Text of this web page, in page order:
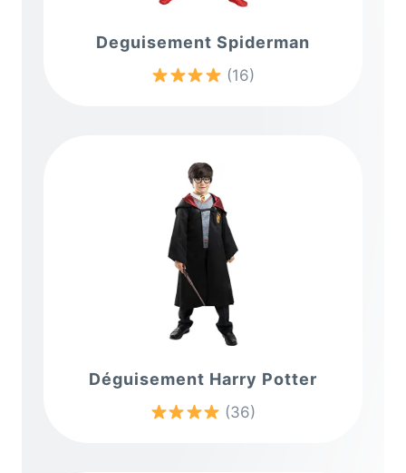
Deguisement Spiderman
(16)
Déguisement Harry Potter
(36)